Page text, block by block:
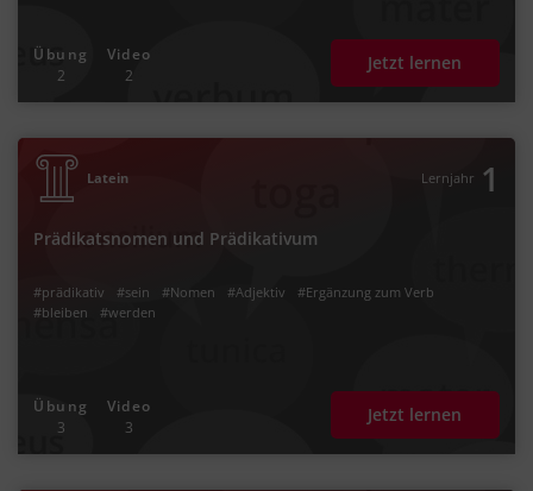
Übung
2
Video
2
Jetzt lernen
Latein Lernjahr 1
Prädikatsnomen und Prädikativum
#prädikativ #sein #Nomen #Adjektiv
#Ergänzung zum Verb
#bleiben
#werden
Übung
3
Video
3
Jetzt lernen